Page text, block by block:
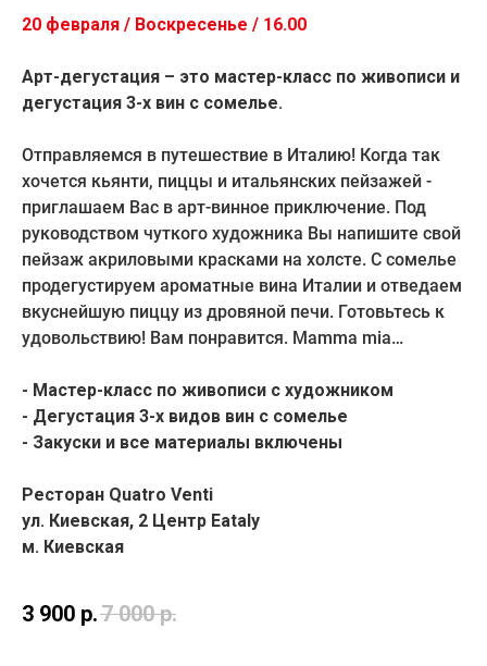
20 февраля / Воскресенье / 16.00
Арт-дегустация – это мастер-класс по живописи и
дегустация 3-х вин с сомелье.
Отправляемся в путешествие в Италию! Когда так
хочется кьянти, пиццы и итальянских пейзажей -
приглашаем Вас в арт-винное приключение. Под
руководством чуткого художника Вы напишите свой
пейзаж акриловыми красками на холсте. С сомелье
продегустируем ароматные вина Италии и отведаем
вкуснейшую пиццу из дровяной печи. Готовьтесь к
удовольствию! Вам понравится. Mamma mia…
- Мастер-класс по живописи с художником
- Дегустация 3-х видов вин с сомелье
- Закуски и все материалы включены
Ресторан Quatro Venti
ул. Киевская, 2 Центр Eataly
м. Киевская
3 900 р.7 000 р.